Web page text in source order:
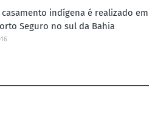
indígena é realizado em
Seguro no sul da Bahia